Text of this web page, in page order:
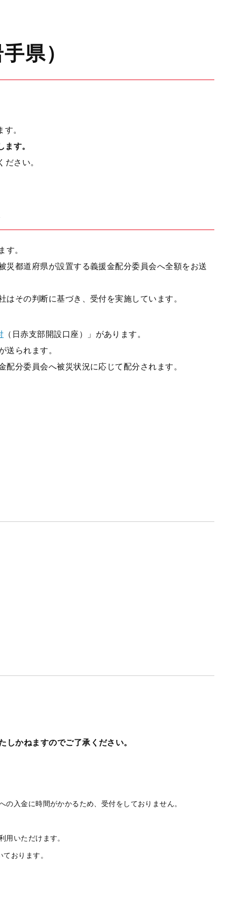
県）
。
す。
ださい。
。
都道府県が設置する義援金配分委員会へ全額をお送
その判断に基づき、受付を実施しています。
（日赤支部開設口座）」があります。
られます。
分委員会へ被災状況に応じて配分されます。
かねますのでご了承ください。
入金に時間がかかるため、受付をしておりません。
いただけます。
おります。